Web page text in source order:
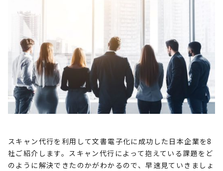
スキャン代行を利用して文書電子化に成功した日本企業を8
社ご紹介します。スキャン代行によって抱えている課題をど
のように解決できたのかがわかるので、早速見ていきましょ